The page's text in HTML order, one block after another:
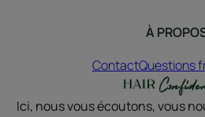
À
ContactQuestions
Ici, nous vous écoutons, vous